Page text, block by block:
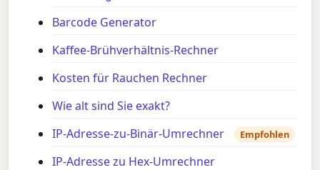
Barcode Generator
Kaffee-Brühverhältnis-Rechner
Kosten für Rauchen Rechner
Wie alt sind Sie exakt?
IP-Adresse-zu-Binär-Umrechner
Empfohlen
IP-Adresse zu Hex-Umrechner